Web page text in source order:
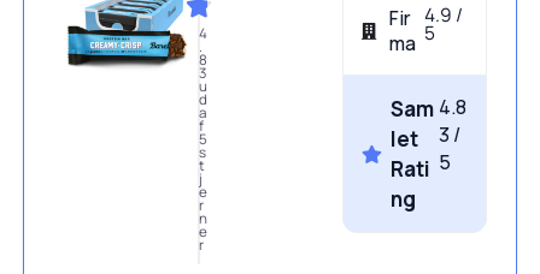
4
.
8
3
u
d
a
f
5
s
t
j
e
r
n
e
r
Fir
ma
4.9 /
5
Sam
let
Rati
ng
4.8
3 /
5